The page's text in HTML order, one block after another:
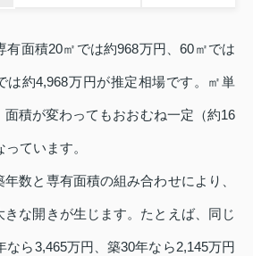
有面積20㎡では約968万円、60㎡では
は約4,968万円が推定相場です。㎡単
積が変わってもおおむね一定（約16
ています。
数と専有面積の組み合わせにより、
な開きが生じます。たとえば、同じ
なら3,465万円、築30年なら2,145万円